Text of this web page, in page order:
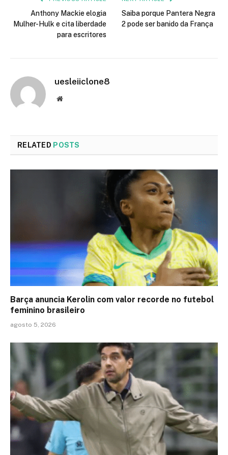
Anthony Mackie elogia
Mulher-Hulk e cita liberdade
para escritores
Saiba porque Pantera Negra
2 pode ser banido da França
uesleiiclone8
Website
RELATED POSTS
Barça anuncia Kerolin com valor recorde no futebol
feminino brasileiro
agosto 5, 2026